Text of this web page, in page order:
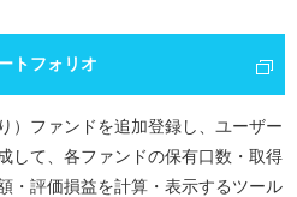
トフォリオ
）ファンドを追加登録し、ユーザー
して、各ファンドの保有口数・取得
・評価損益を計算・表示するツール